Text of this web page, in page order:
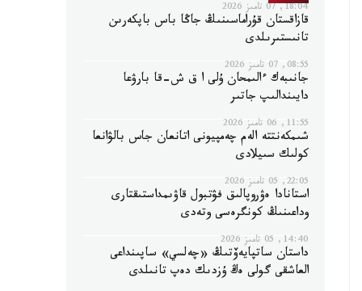
18:04, 07 تامىز 2026
قازاقستان قۇراماسىنىڭ جاڭا باس باپكەرىن
تانىستىرىلدى
08:55, 07 تامىز 2026
جانىبەك ءالىمحان ۇلى ا ق ش-قا بارۋعا
دايىندالىپ جاتىر
11:55, 06 تامىز 2026
شىمكەنتتە الەم چەمپيونى اتانعان جاس بالۋانعا
كولىك سىيلادى
22:05, 05 تامىز 2026
استانادا ەۋروپالىق فۋتبول قاۋىمداستىقتارى
وداعىنىڭ كونگرەسى وتەدى
14:40, 05 تامىز 2026
داستان ساتپايەۆتىڭ «چەلسي» ساپىنداعى
العاشقى گولى ەڭ ۇزدىك دەپ تانىلدى